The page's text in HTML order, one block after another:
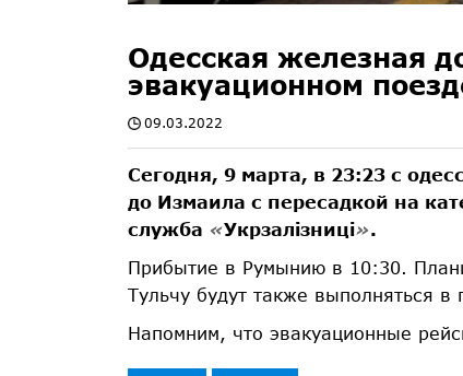
Одесская железная
эвакуационном
09.03.2022
Сегодня, 9 марта, в 23:23 с
до Измаила с пересадкой на
служба «Укрзалізниці».
Прибытие в Румынию в 10:30.
Тульчу будут также выполняться в
Напомним, что эвакуационные